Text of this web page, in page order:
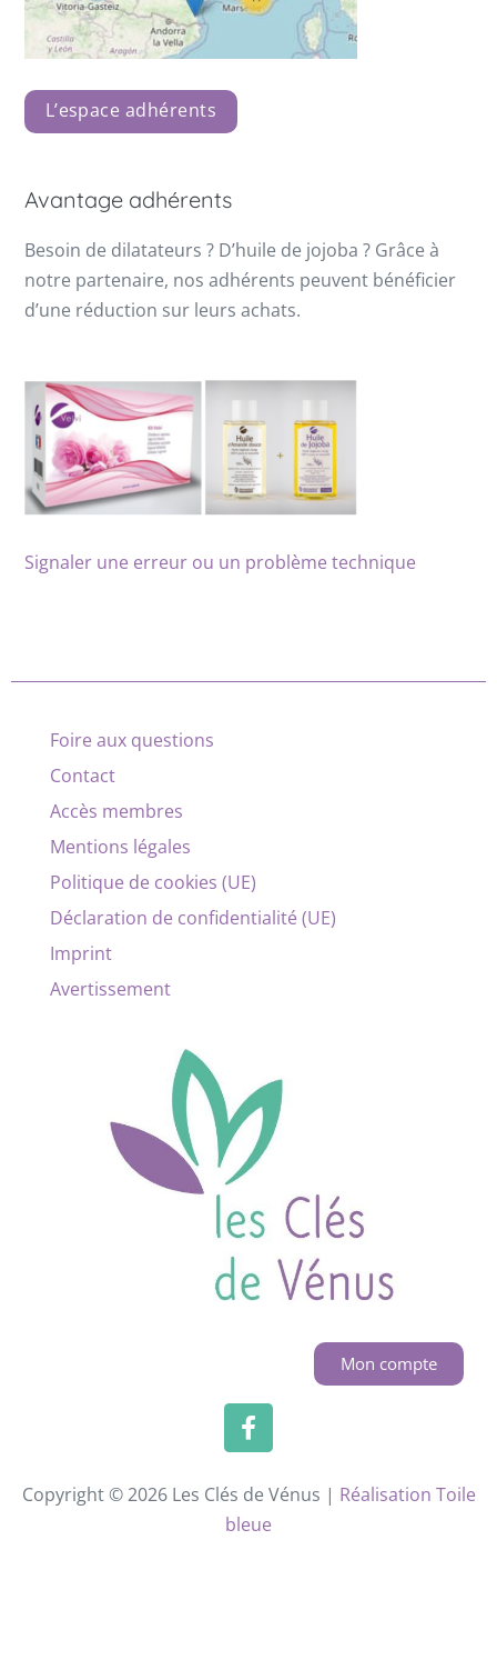
L’espace adhérents
Avantage adhérents
Besoin de dilatateurs ? D’huile de jojoba ? Grâce à
notre partenaire, nos adhérents peuvent bénéficier
d’une réduction sur leurs achats.
Signaler une erreur ou un problème technique
Foire aux questions
Contact
Accès membres
Mentions légales
Politique de cookies (UE)
Déclaration de confidentialité (UE)
Imprint
Avertissement
Mon compte
Copyright © 2026 Les Clés de Vénus | Réalisation Toile
bleue